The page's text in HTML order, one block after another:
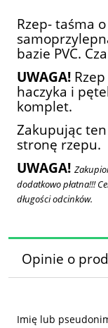
Rzep- taśma
bazie PVC.
UWAGA!
haczyka i
komplet.
Zakupując
stronę rzepu.
UWAGA!
dodatkowo płatna!!!
długości odcinków.
Opinie o
Imię lub